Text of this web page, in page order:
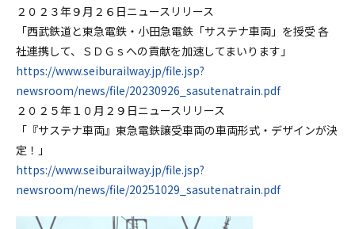
２０２３年９月２６日ニュースリリース
「西武鉄道と東急電鉄・小田急電鉄「サステナ車両」を授受 各
社連携して、ＳＤＧｓへの貢献を加速してまいります」
https://www.seiburailway.jp/file.jsp?
newsroom/news/file/20230926_sasutenatrain.pdf
２０２５年１０月２９日ニュースリリース
「『サステナ車両』東急電鉄譲受車両の車両形式・デザインが決
定！」
https://www.seiburailway.jp/file.jsp?
newsroom/news/file/20251029_sasutenatrain.pdf